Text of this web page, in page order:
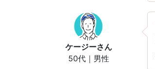
ケージーさん
50代｜男性